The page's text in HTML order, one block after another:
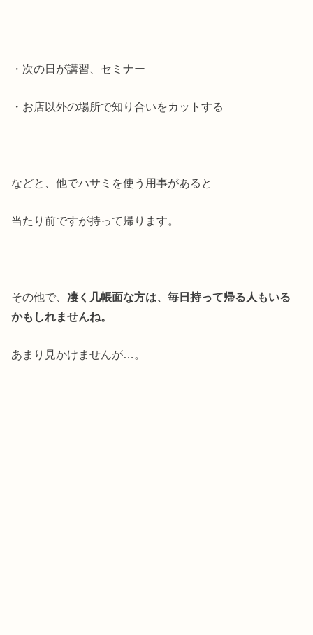
・次の日が講習、セミナー
・お店以外の場所で知り合いをカットする
などと、他でハサミを使う用事があると
当たり前ですが持って帰ります。
その他で、凄く几帳面な方は、毎日持って帰る人もいる
かもしれませんね。
あまり見かけませんが…。